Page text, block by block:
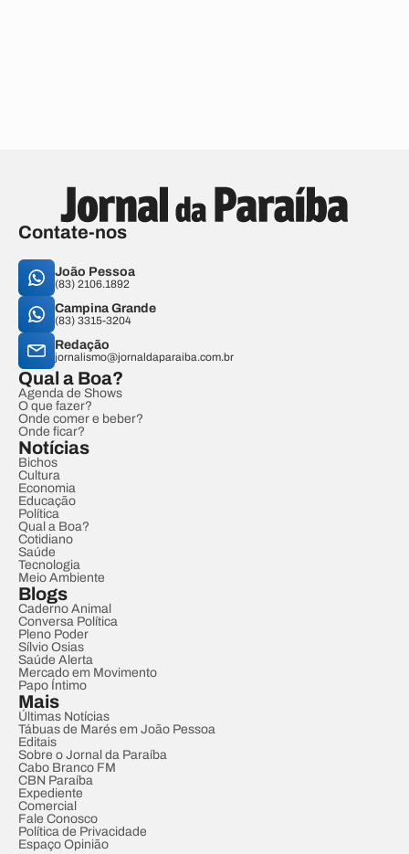
Contate-nos
João Pessoa
(83) 2106.1892
Campina Grande
(83) 3315-3204
Redação
jornalismo@jornaldaparaiba.com.br
Qual a Boa?
Agenda de Shows
O que fazer?
Onde comer e beber?
Onde ficar?
Notícias
Bichos
Cultura
Economia
Educação
Política
Qual a Boa?
Cotidiano
Saúde
Tecnologia
Meio Ambiente
Blogs
Caderno Animal
Conversa Política
Pleno Poder
Sílvio Osias
Saúde Alerta
Mercado em Movimento
Papo Íntimo
Mais
Últimas Notícias
Tábuas de Marés em João Pessoa
Editais
Sobre o Jornal da Paraíba
Cabo Branco FM
CBN Paraíba
Expediente
Comercial
Fale Conosco
Política de Privacidade
Espaço Opinião